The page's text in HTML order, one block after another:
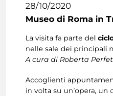
28/10/2020
Museo di Roma in
La visita fa parte del
nelle sale dei principali
A cura di Roberta
Accoglienti
in volta su un’opera,